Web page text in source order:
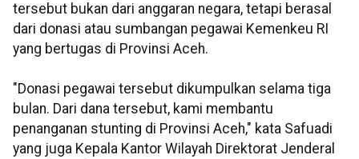
tersebut bukan dari anggaran negara, tetapi berasal
dari donasi atau sumbangan pegawai Kemenkeu RI
yang bertugas di Provinsi Aceh.
"Donasi pegawai tersebut dikumpulkan selama tiga
bulan. Dari dana tersebut, kami membantu
penanganan stunting di Provinsi Aceh," kata Safuadi
yang juga Kepala Kantor Wilayah Direktorat Jenderal